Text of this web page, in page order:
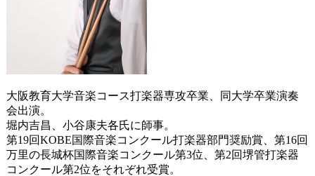
大阪教育大学音楽コース打楽器専攻卒業、同大学卒業演奏
会出演。
堀内吉昌、小谷康夫各氏に師事。
第19回KOBE国際音楽コンクール打楽器部門奨励賞、第16回
万里の長城杯国際音楽コンクール第3位、第2回堺管打楽器
コンクール第2位をそれぞれ受賞。